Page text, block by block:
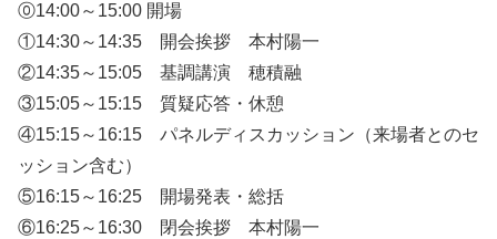
⓪14:00～15:00 開場
①14:30～14:35 開会挨拶 本村陽一
②14:35～15:05 基調講演 穂積融
③15:05～15:15 質疑応答・休憩
④15:15～16:15 パネルディスカッション（来場者とのセ
ッション含む）
⑤16:15～16:25 開場発表・総括
⑥16:25～16:30 閉会挨拶 本村陽一